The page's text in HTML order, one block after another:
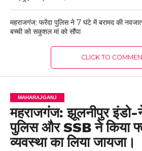
महराजगंज: फरेंदा पुलिस ने 7 घंटे में बरामद की
बच्ची को सकुशल मां को सौंपा
CLICK TO
MAHARAJGANJ
महराजगंज: झूलनीपुर इंडो-
पुलिस और SSB ने किया
व्यवस्था का लिया जायजा।